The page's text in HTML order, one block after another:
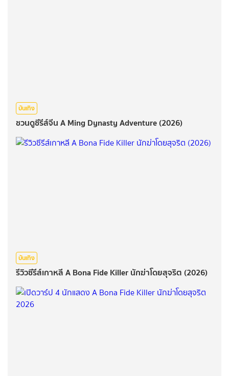
บันเทิง
ชวนดูซีรีส์จีน A Ming Dynasty Adventure (2026)
บันเทิง
รีวิวซีรีส์เกาหลี A Bona Fide Killer นักฆ่าโดยสุจริต (2026)